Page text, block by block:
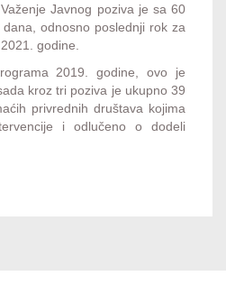
Važenje Javnog poziva je sa 60
odnosno poslednji rok za
godine.
2019. godine, ovo je
kroz tri poziva je ukupno 39
privrednih društava kojima
i odlučeno o dodeli